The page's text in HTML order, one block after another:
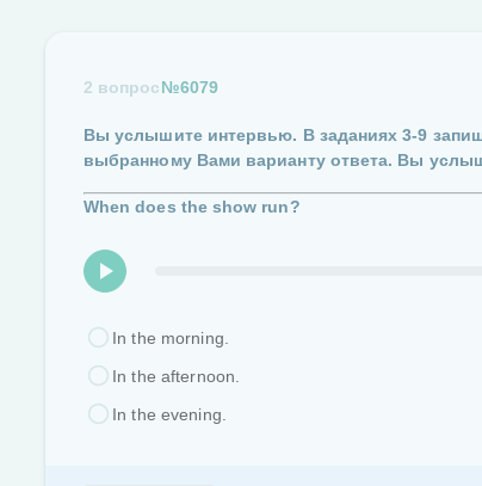
2 вопрос№6079
Вы услышите интервью. В заданиях3-9
выбранному Вами варианту ответа. Вы
When does the show run?
In the morning.
In the afternoon.
In the evening.